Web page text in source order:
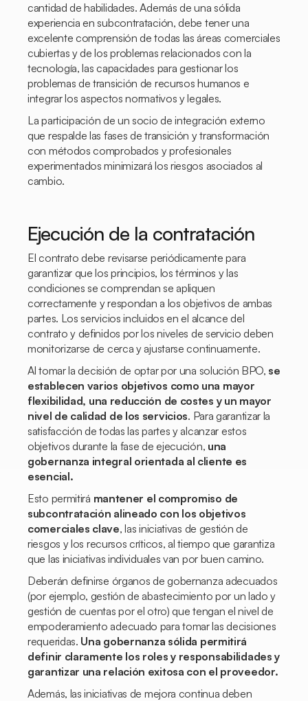
cantidad de habilidades. Además de una sólida
experiencia en subcontratación, debe tener una
excelente comprensión de todas las áreas comerciales
cubiertas y de los problemas relacionados con la
tecnología, las capacidades para gestionar los
problemas de transición de recursos humanos e
integrar los aspectos normativos y legales.
La participación de un socio de integración externo
que respalde las fases de transición y transformación
con métodos comprobados y profesionales
experimentados minimizará los riesgos asociados al
cambio.
Ejecución de la contratación
El contrato debe revisarse periódicamente para
garantizar que los principios, los términos y las
condiciones se comprendan se apliquen
correctamente y respondan a los objetivos de ambas
partes. Los servicios incluidos en el alcance del
contrato y definidos por los niveles de servicio deben
monitorizarse de cerca y ajustarse continuamente.
Al tomar la decisión de optar por una solución BPO, se
establecen varios objetivos como una mayor
flexibilidad, una reducción de costes y un mayor
nivel de calidad de los servicios. Para garantizar la
satisfacción de todas las partes y alcanzar estos
objetivos durante la fase de ejecución, una
gobernanza integral orientada al cliente es
esencial.
Esto permitirá mantener el compromiso de
subcontratación alineado con los objetivos
comerciales clave, las iniciativas de gestión de
riesgos y los recursos críticos, al tiempo que garantiza
que las iniciativas individuales van por buen camino.
Deberán definirse órganos de gobernanza adecuados
(por ejemplo, gestión de abastecimiento por un lado y
gestión de cuentas por el otro) que tengan el nivel de
empoderamiento adecuado para tomar las decisiones
requeridas. Una gobernanza sólida permitirá
definir claramente los roles y responsabilidades y
garantizar una relación exitosa con el proveedor.
Además, las iniciativas de mejora continua deben